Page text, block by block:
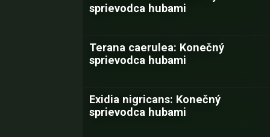
sprievodca hubami
Terana caerulea: Konečný
sprievodca hubami
Exidia nigricans: Konečný
sprievodca hubami